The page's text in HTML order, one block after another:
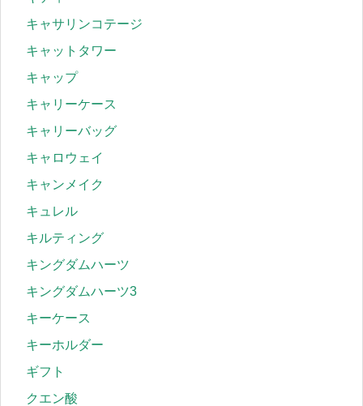
キャサリンコテージ
キャットタワー
キャップ
キャリーケース
キャリーバッグ
キャロウェイ
キャンメイク
キュレル
キルティング
キングダムハーツ
キングダムハーツ3
キーケース
キーホルダー
ギフト
クエン酸